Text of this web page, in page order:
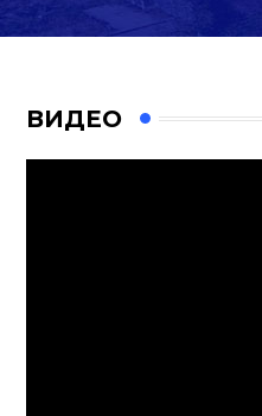
ВИДЕО